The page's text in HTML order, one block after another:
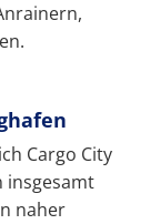
Cargo City
insgesamt
naher